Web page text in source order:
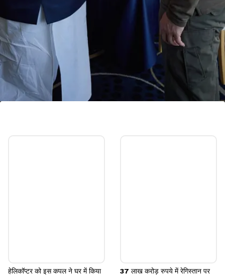
हेलिकॉप्टर को इस कपल ने घर में किया
37 लाख करोड़ रुपये में रेगिस्तान पर